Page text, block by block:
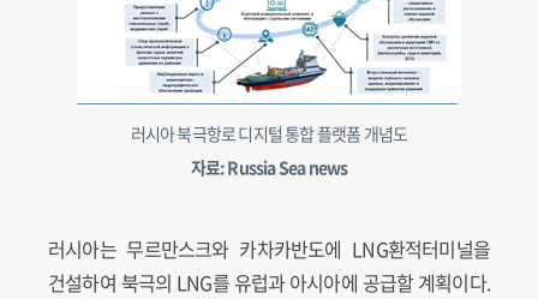
러시아 북극항로 디지털 통합 플랫폼 개념도
자료: Russia Sea news
러시아는 무르만스크와 카차카반도에 LNG환적터미널을
건설하여 북극의 LNG를 유럽과 아시아에 공급할 계획이다.